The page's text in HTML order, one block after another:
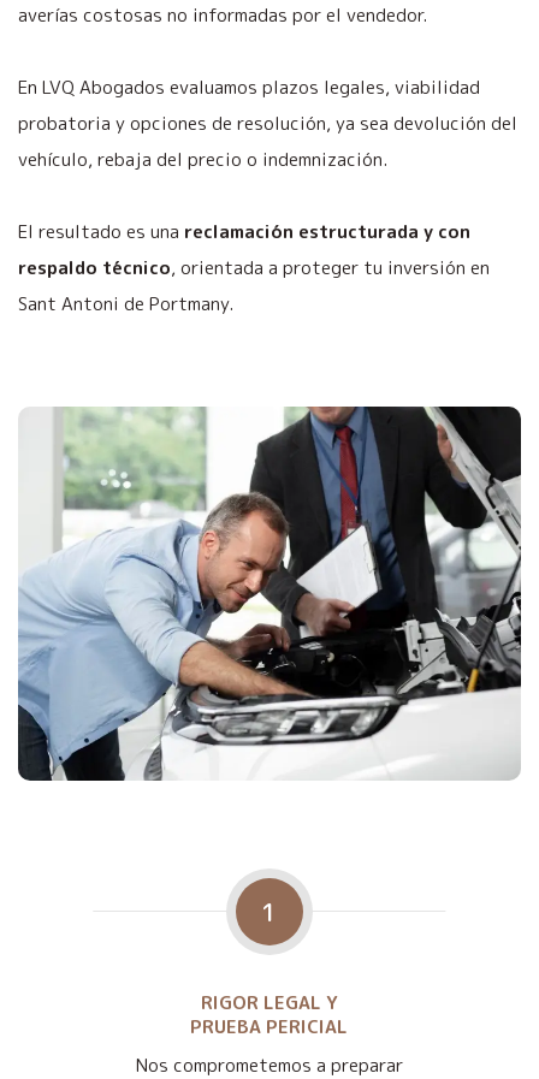
averías costosas no informadas por el vendedor.
En LVQ Abogados evaluamos plazos legales, viabilidad
probatoria y opciones de resolución, ya sea devolución del
vehículo, rebaja del precio o indemnización.
El resultado es una reclamación estructurada y con
respaldo técnico, orientada a proteger tu inversión en
Sant Antoni de Portmany.
1
RIGOR LEGAL Y
PRUEBA PERICIAL
Nos comprometemos a preparar